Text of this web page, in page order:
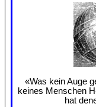
«Was kein Auge
keines Menschen
hat